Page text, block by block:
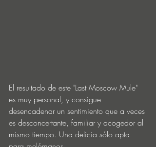
El resultado de este "Last Moscow Mule"
es muy personal, y consigue
desencadenar un sentimiento que a veces
es desconcertante, familiar y acogedor al
mismo tiempo. Una delicia sólo apta